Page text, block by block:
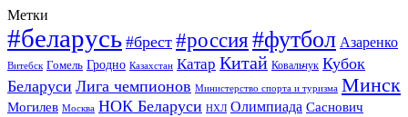
Метки
#беларусь #брест #россия#футбол Азаренко
Витебск Гомель Гродно Казахстан Катар Китай Ковальчук Кубок
Беларуси Лига чемпионов Министерство спорта и туризма Минск
Могилев Москва НОК Беларуси НХЛ Олимпиада Саснович